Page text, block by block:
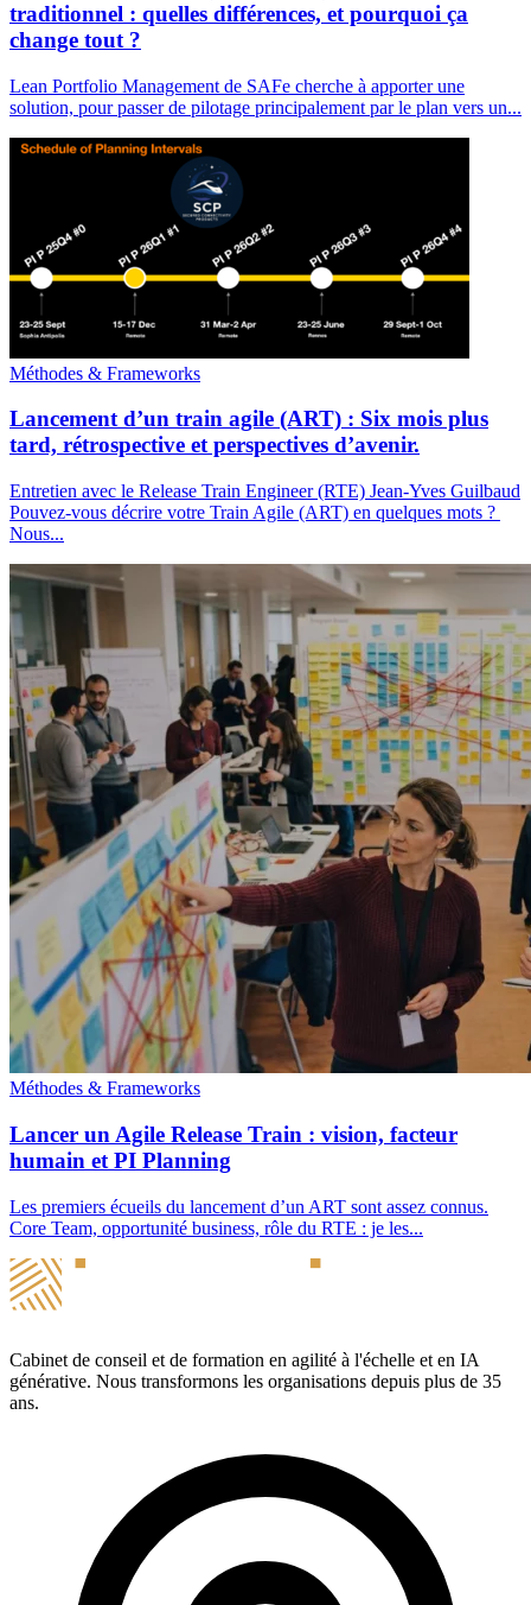
traditionnel : quelles différences, et pourquoi ça
change tout ?
Lean Portfolio Management de SAFe cherche à apporter une
solution, pour passer de pilotage principalement par le plan vers un...
Méthodes & Frameworks
Lancement d’un train agile (ART) : Six mois plus
tard, rétrospective et perspectives d’avenir.
Entretien avec le Release Train Engineer (RTE) Jean-Yves Guilbaud
Pouvez-vous décrire votre Train Agile (ART) en quelques mots ?
Nous...
Méthodes & Frameworks
Lancer un Agile Release Train : vision, facteur
humain et PI Planning
Les premiers écueils du lancement d’un ART sont assez connus.
Core Team, opportunité business, rôle du RTE : je les...
Cabinet de conseil et de formation en agilité à l'échelle et en IA
générative. Nous transformons les organisations depuis plus de 35
ans.